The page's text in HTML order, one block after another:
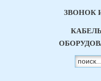
ЗВОНОК